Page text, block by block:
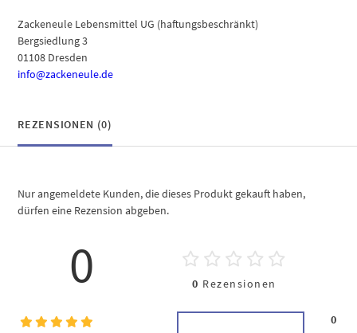
Zackeneule Lebensmittel UG (haftungsbeschränkt)
Bergsiedlung 3
01108 Dresden
info@zackeneule.de
REZENSIONEN (0)
0 0 Rezensionen
0
Nur angemeldete Kunden, die dieses Produkt gekauft haben,
dürfen eine Rezension abgeben.